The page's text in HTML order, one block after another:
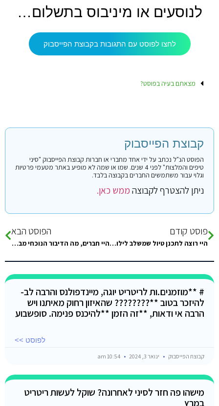
לנוסעים או מיניבוס בתשלום…
לחצו לפוסט עם התגובות בקבוצת הפייסבוק
מצאתם בעיה בפוסט?
קבוצת הפייסבוק
הפוסט הנ"ל נכתב על ידי אחד מחברי או חברות קבוצת הפייסבוק "סיני
טיפים והמלצות" לפני 4 שנים. שמו או שמה לא מופיע באתר מטעמי פרטיות
וגלוי עבור משתמשים החברים בקבוצה בלבד.
ניתן להצטרף לקבוצהממש כאן.
פוסט קודם
היי רוצה לתכנן טיול שמשלב לילות במלון הכלול כלול 2 לילות ועוד 2 באיזור של החושות על הים מבחינת מיקומים.. איך…
הפוסט הבא
היי חברים, מה הדיבור הנוכחי מבחינת בדיקות קורונה במעבר גבול? כי אני מוצא דברים סותרים. מה נחשב חיסון תקף? האם החלמה…
# **מוזמנים.ות לריטריט יוגה, מיינדפולנס והרבה לב-
להיזכר בטוב **???????? שהאיזון רחוק מאיתנו ויש
הרבה אי ודאות, **זה הזמן **להיכנס פנימה. סופשבוע
לפוסט >>
קבוצת הפייסבוק ינואר 3, 2024
מישהו פה חזר לסיני לאחרונה? שוקל לעשות ריטריט
במרץ